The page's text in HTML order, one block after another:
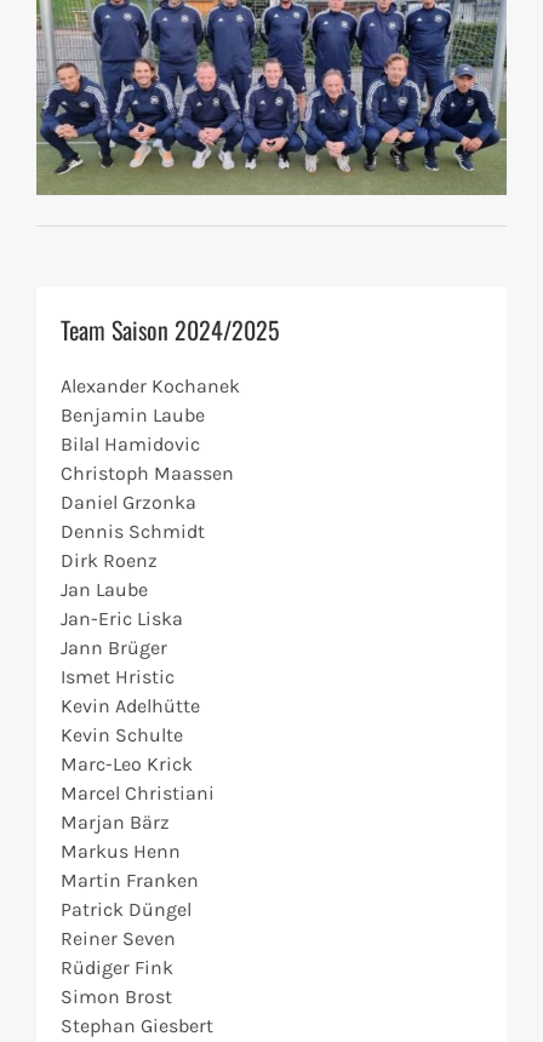
Team Saison 2024/2025
Alexander Kochanek
Benjamin Laube
Bilal Hamidovic
Christoph Maassen
Daniel Grzonka
Dennis Schmidt
Dirk Roenz
Jan Laube
Jan-Eric Liska
Jann Brüger
Ismet Hristic
Kevin Adelhütte
Kevin Schulte
Marc-Leo Krick
Marcel Christiani
Marjan Bärz
Markus Henn
Martin Franken
Patrick Düngel
Reiner Seven
Rüdiger Fink
Simon Brost
Stephan Giesbert